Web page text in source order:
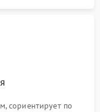
сориентирует по